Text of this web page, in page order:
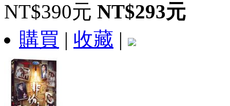
NT$390元 NT$293元
購買 | 收藏 |